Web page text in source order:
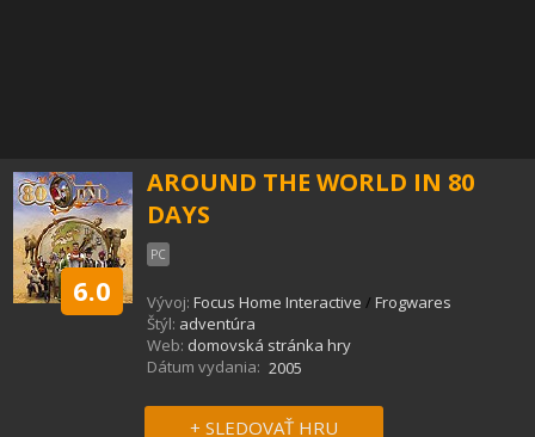
6.0
AROUND THE WORLD IN 80
DAYS
PC
Vývoj: Focus Home Interactive / Frogwares
Štýl: adventúra
Web: domovská stránka hry
Dátum vydania: 2005
+ SLEDOVAŤ HRU